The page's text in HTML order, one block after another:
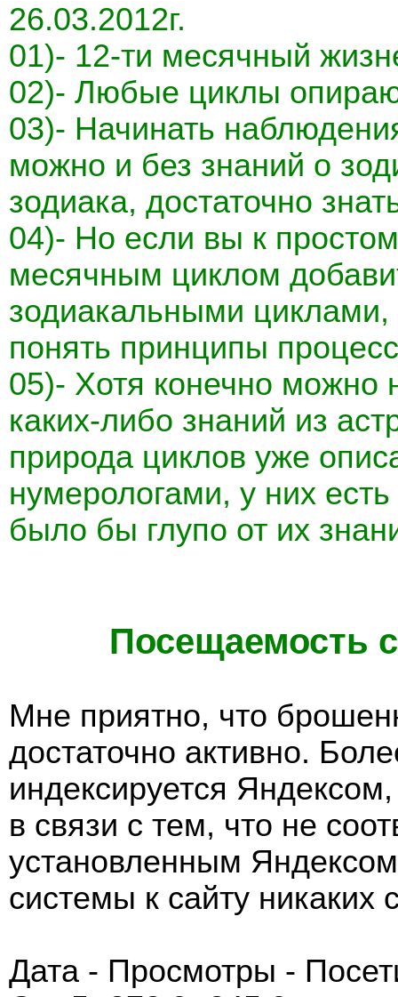
26.03.2012г.
01)- 12-ти месячный
02)- Любые циклы
03)- Начинать
можно и без знаний о
зодиака, достаточно
04)- Но если вы к
месячным циклом
зодиакальными
понять принципы
05)- Хотя конечно
каких-либо знаний из
природа циклов уже
нумерологами, у них
было бы глупо от их
Посещаемость
Мне приятно, что
достаточно активно.
индексируется
в связи с тем, что не
установленным
системы к сайту
Дата - Просмотры -